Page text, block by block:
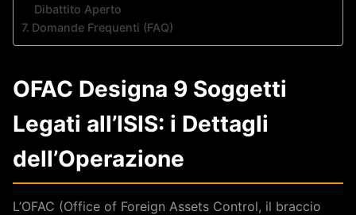
Dibattito Aperto
Domande Frequenti (FAQ)
OFAC Designa 9 Soggetti
Legati all’ISIS: i Dettagli
dell’Operazione
L’OFAC (Office of Foreign Assets Control, il braccio